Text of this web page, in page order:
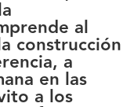
al
construcción
a
en las
a los